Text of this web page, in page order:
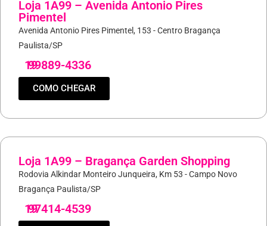
Loja 1A99 – Avenida Antonio Pires
Pimentel
Avenida Antonio Pires Pimentel, 153 - Centro Bragança
Paulista/SP
19
99889-4336
COMO CHEGAR
Loja 1A99 – Bragança Garden Shopping
Rodovia Alkindar Monteiro Junqueira, Km 53 - Campo Novo
Bragança Paulista/SP
19
97414-4539